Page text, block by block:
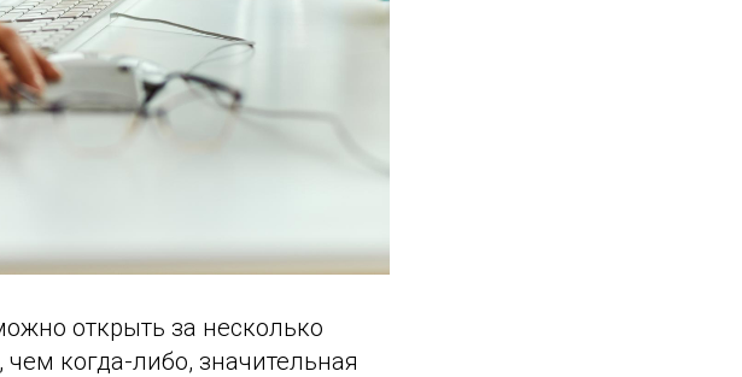
открыть за несколько
когда-либо, значительная